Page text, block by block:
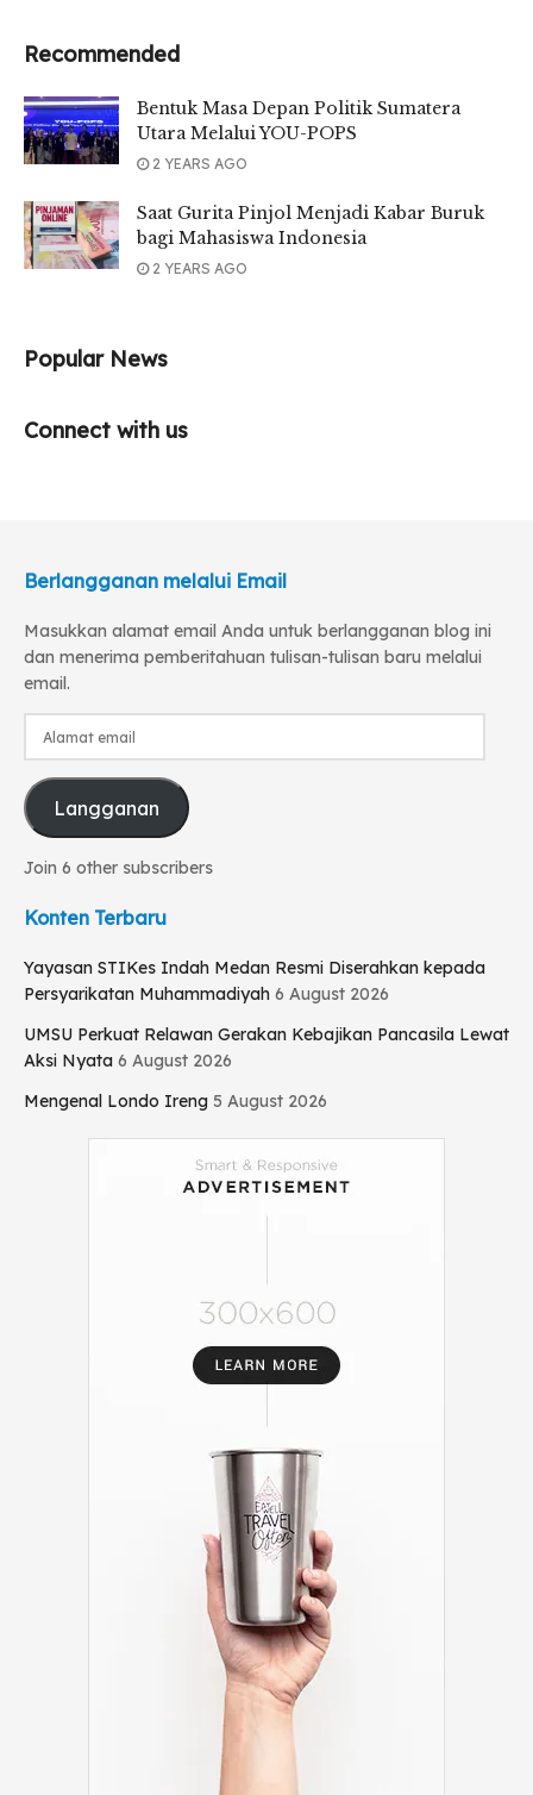
Recommended
Bentuk Masa Depan Politik Sumatera
Utara Melalui YOU-POPS
2 YEARS AGO
Saat Gurita Pinjol Menjadi Kabar Buruk
bagi Mahasiswa Indonesia
2 YEARS AGO
Popular News
Connect with us
Berlangganan melalui Email
Masukkan alamat email Anda untuk berlangganan blog ini
dan menerima pemberitahuan tulisan-tulisan baru melalui
email.
Langganan
Join 6 other subscribers
Konten Terbaru
Yayasan STIKes Indah Medan Resmi Diserahkan kepada
Persyarikatan Muhammadiyah 6 August 2026
UMSU Perkuat Relawan Gerakan Kebajikan Pancasila Lewat
Aksi Nyata 6 August 2026
Mengenal Londo Ireng 5 August 2026